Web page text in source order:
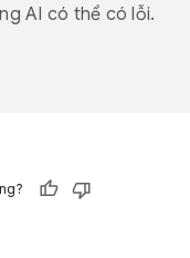
AI có thể có lỗi.